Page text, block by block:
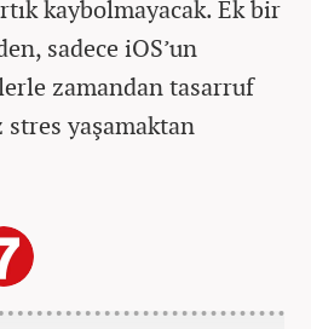
kaybolmayacak. Ek bir
sadece iOS’un
zamandan tasarruf
yaşamaktan